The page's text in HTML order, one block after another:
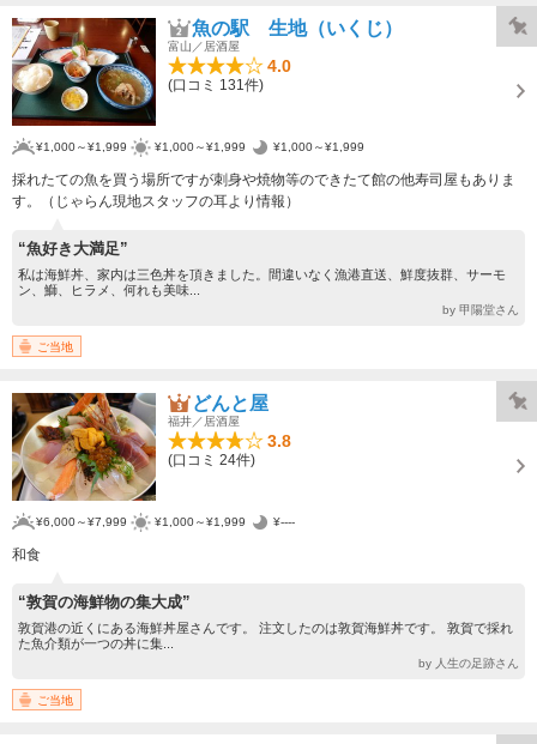
魚の駅 生地（いくじ）
富山／居酒屋
4.0
(口コミ 131件)
¥1,000～¥1,999 ¥1,000～¥1,999 ¥1,000～¥1,999
採れたての魚を買う場所ですが刺身や焼物等のできたて館の他寿司屋もありま
す。（じゃらん現地スタッフの耳より情報）
“魚好き大満足”
私は海鮮丼、家内は三色丼を頂きました。間違いなく漁港直送、鮮度抜群、サーモ
ン、鰤、ヒラメ、何れも美味...
by 甲陽堂さん
ご当地
どんと屋
福井／居酒屋
3.8
(口コミ 24件)
¥6,000～¥7,999 ¥1,000～¥1,999 ¥----
和食
“敦賀の海鮮物の集大成”
敦賀港の近くにある海鮮丼屋さんです。 注文したのは敦賀海鮮丼です。 敦賀で採れ
た魚介類が一つの丼に集...
by 人生の足跡さん
ご当地